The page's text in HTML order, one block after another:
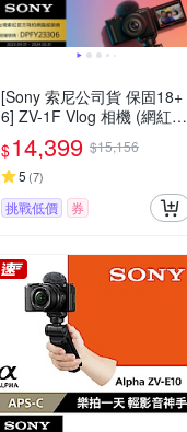
[Sony 索尼公司貨 保固18+
6] ZV-1F Vlog 相機 (網紅新
手/生活隨拍)
$14,399 $15,156
5 (7)
挑戰低價 券